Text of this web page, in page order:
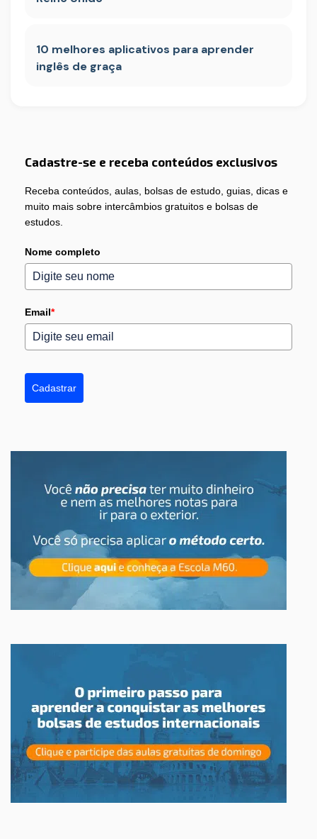
10 melhores aplicativos para aprender
inglês de graça
Cadastre-se e receba conteúdos exclusivos
Receba conteúdos, aulas, bolsas de estudo, guias, dicas e
muito mais sobre intercâmbios gratuitos e bolsas de
estudos.
Nome completo
Email*
Cadastrar